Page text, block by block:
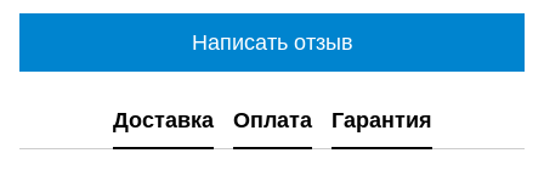
Написать отзыв
Доставка Оплата Гарантия